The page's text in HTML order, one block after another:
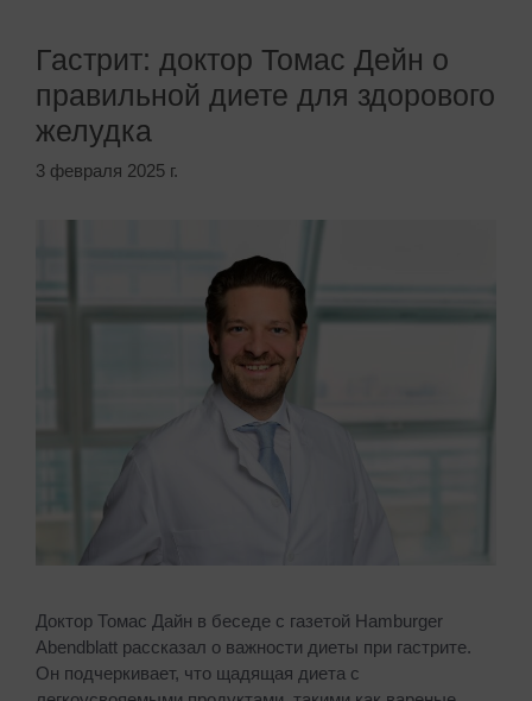
Гастрит: доктор Томас Дейн о
правильной диете для здорового
желудка
3 февраля 2025 г.
Доктор Томас Дайн в беседе с газетой Hamburger
Abendblatt рассказал о важности диеты при гастрите.
Он подчеркивает, что щадящая диета с